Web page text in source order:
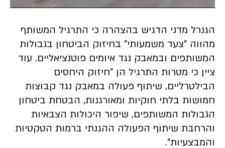
Video
הגנרל מדני הדגיש בהצהרה כי התרגיל המשותף
מהווה "צעד משמעותי" בחיזוק הביטחון בגבולות
המשותפים ובמאבק נגד איומים פוטנציאליים. עוד
ציין כי מטרות התרגיל הן "חיזוק היחסים
הבילטרליים, שיתוף פעולה במאבק נגד קבוצות
חמושות בלתי חוקיות ומאורגנות, הבטחת ביטחון
הגבולות המשותפים, שיפור היכולות הצבאיות
והרחבת שיתוף הפעולה ההגנתי ברמות הטקטיות
והמבצעיות".